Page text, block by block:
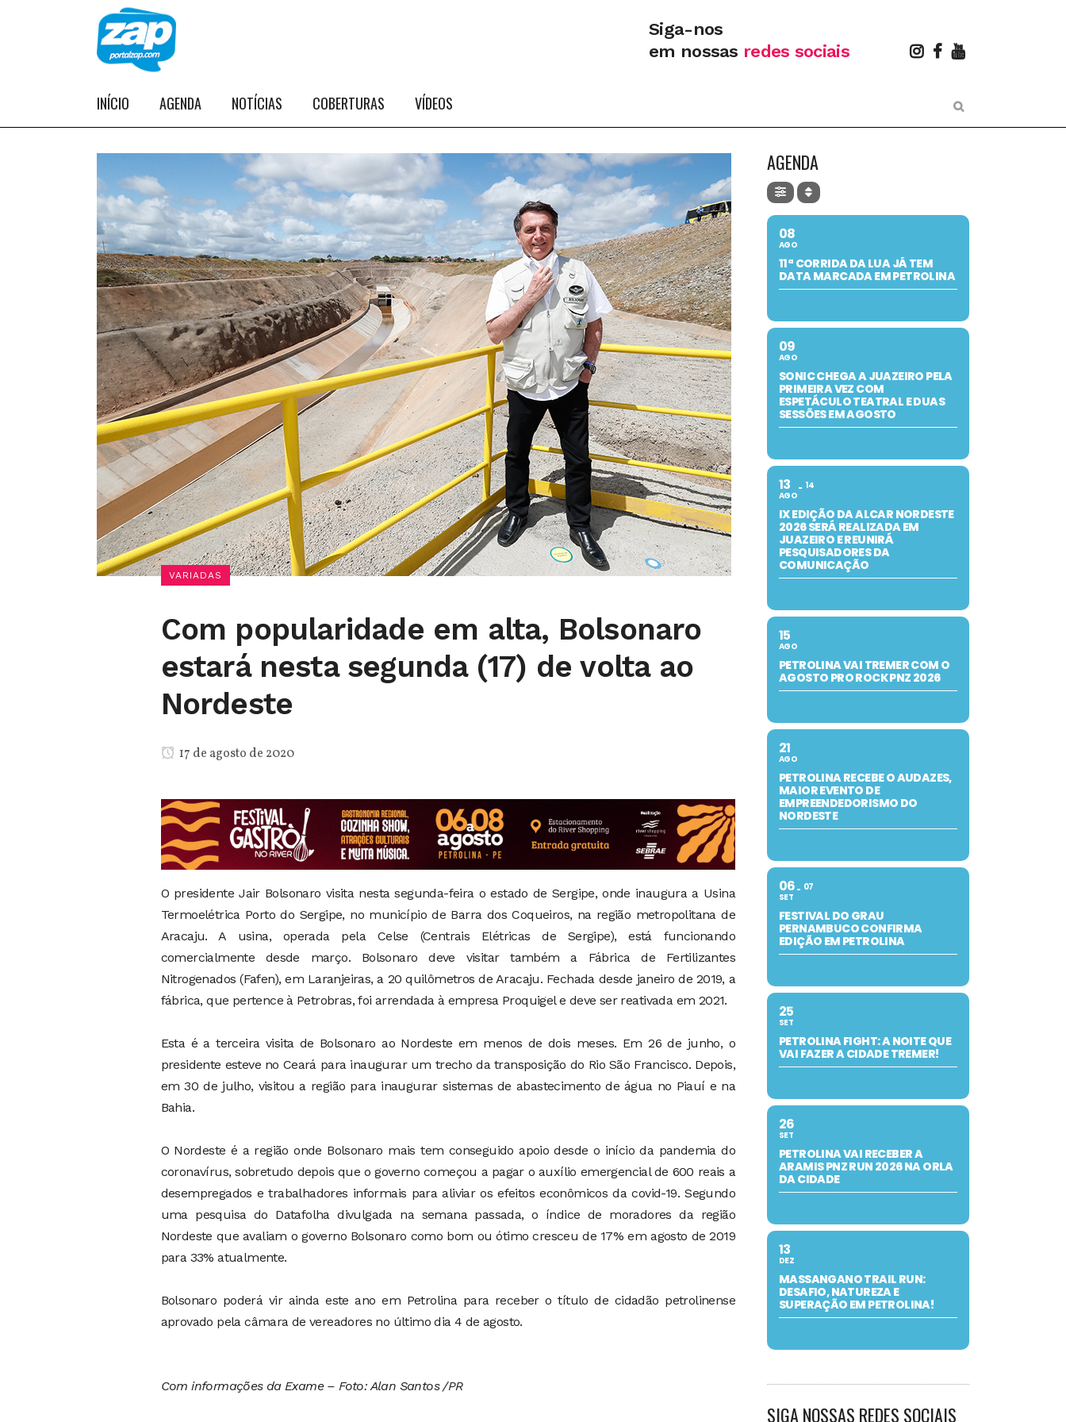
Siga-nos
em nossas redes sociais
INÍCIO AGENDA NOTÍCIAS COBERTURAS VÍDEOS
VARIADAS
Com popularidade em alta, Bolsonaro
estará nesta segunda (17) de volta ao
Nordeste
17 de agosto de 2020
O presidente Jair Bolsonaro visita nesta segunda-feira o estado de Sergipe, onde inaugura a Usina
Termoelétrica Porto do Sergipe, no município de Barra dos Coqueiros, na região metropolitana de
Aracaju. A usina, operada pela Celse (Centrais Elétricas de Sergipe), está funcionando
comercialmente desde março. Bolsonaro deve visitar também a Fábrica de Fertilizantes
Nitrogenados (Fafen), em Laranjeiras, a 20 quilômetros de Aracaju. Fechada desde janeiro de 2019, a
fábrica, que pertence à Petrobras, foi arrendada à empresa Proquigel e deve ser reativada em 2021.
Esta é a terceira visita de Bolsonaro ao Nordeste em menos de dois meses. Em 26 de junho, o
presidente esteve no Ceará para inaugurar um trecho da transposição do Rio São Francisco. Depois,
em 30 de julho, visitou a região para inaugurar sistemas de abastecimento de água no Piauí e na
Bahia.
O Nordeste é a região onde Bolsonaro mais tem conseguido apoio desde o início da pandemia do
coronavírus, sobretudo depois que o governo começou a pagar o auxílio emergencial de 600 reais a
desempregados e trabalhadores informais para aliviar os efeitos econômicos da covid-19. Segundo
uma pesquisa do Datafolha divulgada na semana passada, o índice de moradores da região
Nordeste que avaliam o governo Bolsonaro como bom ou ótimo cresceu de 17% em agosto de 2019
para 33% atualmente.
Bolsonaro poderá vir ainda este ano em Petrolina para receber o título de cidadão petrolinense
aprovado pela câmara de vereadores no último dia 4 de agosto.
Com informações da Exame – Foto: Alan Santos /PR
AGENDA
08
AGO
11ª CORRIDA DA LUA JÁ TEM
DATA MARCADA EM PETROLINA
09
AGO
SONIC CHEGA A JUAZEIRO PELA
PRIMEIRA VEZ COM
ESPETÁCULO TEATRAL E DUAS
SESSÕES EM AGOSTO
13
AGO
14
IX EDIÇÃO DA ALCAR NORDESTE
2026 SERÁ REALIZADA EM
JUAZEIRO E REUNIRÁ
PESQUISADORES DA
COMUNICAÇÃO
15
AGO
PETROLINA VAI TREMER COM O
AGOSTO PRO ROCK PNZ 2026
21
AGO
PETROLINA RECEBE O AUDAZES,
MAIOR EVENTO DE
EMPREENDEDORISMO DO
NORDESTE
06
SET
07
FESTIVAL DO GRAU
PERNAMBUCO CONFIRMA
EDIÇÃO EM PETROLINA
25
SET
PETROLINA FIGHT: A NOITE QUE
VAI FAZER A CIDADE TREMER!
26
SET
PETROLINA VAI RECEBER A
ARAMIS PNZ RUN 2026 NA ORLA
DA CIDADE
13
DEZ
MASSANGANO TRAIL RUN:
DESAFIO, NATUREZA E
SUPERAÇÃO EM PETROLINA!
SIGA NOSSAS REDES SOCIAIS